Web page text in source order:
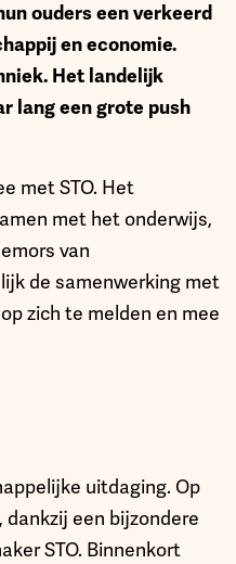
ouders een verkeerd
en economie.
Het landelijk
lang een grote push
met STO. Het
met het onderwijs,
van
de samenwerking met
zich te melden en mee
uitdaging. Op
een bijzondere
STO. Binnenkort